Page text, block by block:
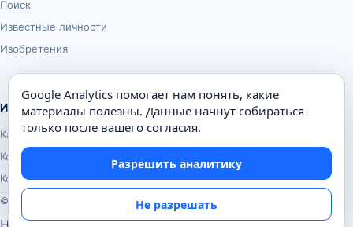
Поиск
Известные личности
Изобретения
Информация
Карта сайта
Контакты
Конфиденциальность
© Почемуха.ру, 2010–2026
Google Analytics помогает нам понять, какие
материалы полезны. Данные начнут собираться
только после вашего согласия.
Разрешить аналитику
Не разрешать